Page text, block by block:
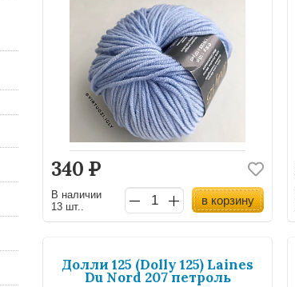
340 Р
В наличии
13 шт..
в корзину
Долли 125 (Dolly 125) Laines
Du Nord 207 петроль